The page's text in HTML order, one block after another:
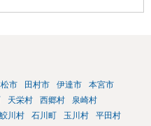
市 田村市 伊達市
本宮市
天栄村 西郷村
泉崎村
鮫川村 石川町 玉川村
平田村